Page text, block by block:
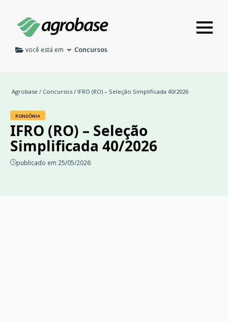
você está em Concursos
Agrobase / Concursos / IFRO (RO) – Seleção Simplificada 40/2026
RONDÔNIA
IFRO (RO) – Seleção
Simplificada 40/2026
publicado em 25/05/2026